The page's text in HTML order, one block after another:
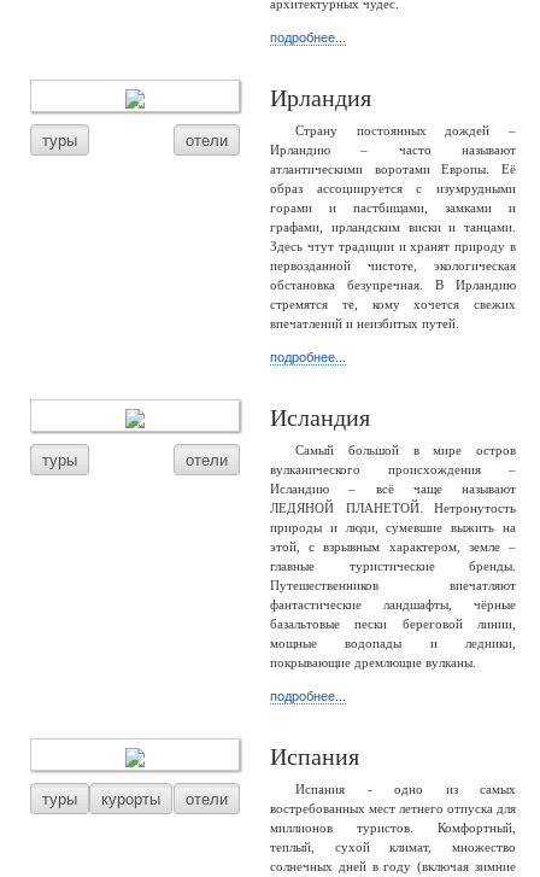
архитектурных чудес.
подробнее...
туры отели
Ирландия
Страну постоянных дождей –
Ирландию – часто называют
атлантическими воротами Европы. Её
образ ассоциируется с изумрудными
горами и пастбищами, замками и
графами, ирландским виски и танцами.
Здесь чтут традиции и хранят природу в
первозданной чистоте, экологическая
обстановка безупречная. В Ирландию
стремятся те, кому хочется свежих
впечатлений и неизбитых путей.
подробнее...
туры отели
Исландия
Самый большой в мире остров
вулканического происхождения –
Исландию – всё чаще называют
ЛЕДЯНОЙ ПЛАНЕТОЙ. Нетронутость
природы и люди, сумевшие выжить на
этой, с взрывным характером, земле –
главные туристические бренды.
Путешественников впечатляют
фантастические ландшафты, чёрные
базальтовые пески береговой линии,
мощные водопады и ледники,
покрывающие дремлющие вулканы.
подробнее...
туры курорты отели
Испания
Испания - одно из самых
востребованных мест летнего отпуска для
миллионов туристов. Комфортный,
теплый, сухой климат, множество
солнечных дней в году (включая зимние